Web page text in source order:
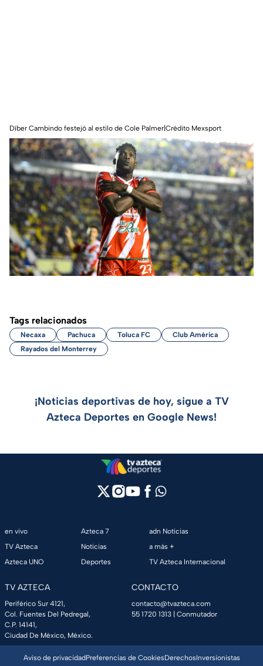
Díber Cambindo festejó al estilo de Cole Palmer|Crédito Mexsport
Tags relacionados
Necaxa Pachuca Toluca FC
Club América
Rayados del Monterrey
¡Noticias deportivas de hoy, sigue a TV
Azteca Deportes en Google News!
en vivo
TV Azteca
Azteca UNO
Azteca 7
Noticias
Deportes
adn Noticias
a más +
TV Azteca Internacional
TV AZTECA
Periférico Sur 4121,
Col. Fuentes Del Pedregal,
C.P. 14141,
Ciudad De México, México.
CONTACTO
contacto@tvazteca.com
55 1720 1313 | Conmutador
Aviso de privacidadPreferencias de CookiesDerechosInversionistas